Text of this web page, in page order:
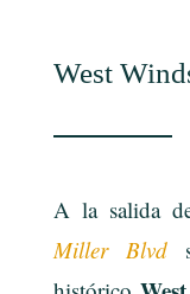
West
A la salida
Miller Blvd